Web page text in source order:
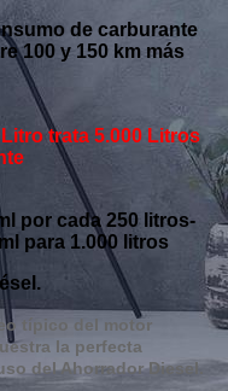
de carburante
100 y 150 km más
trata 5.000 Litros
por cada 250 litros-
para 1.000 litros
típico del motor
la perfecta
del Ahorrador Diesel.